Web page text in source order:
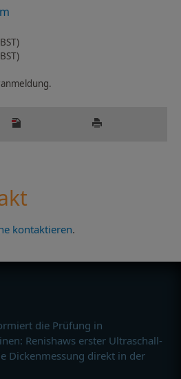
kontaktieren.
die Prüfung in
Renishaws erster Ultraschall-
Dickenmessung direkt in der